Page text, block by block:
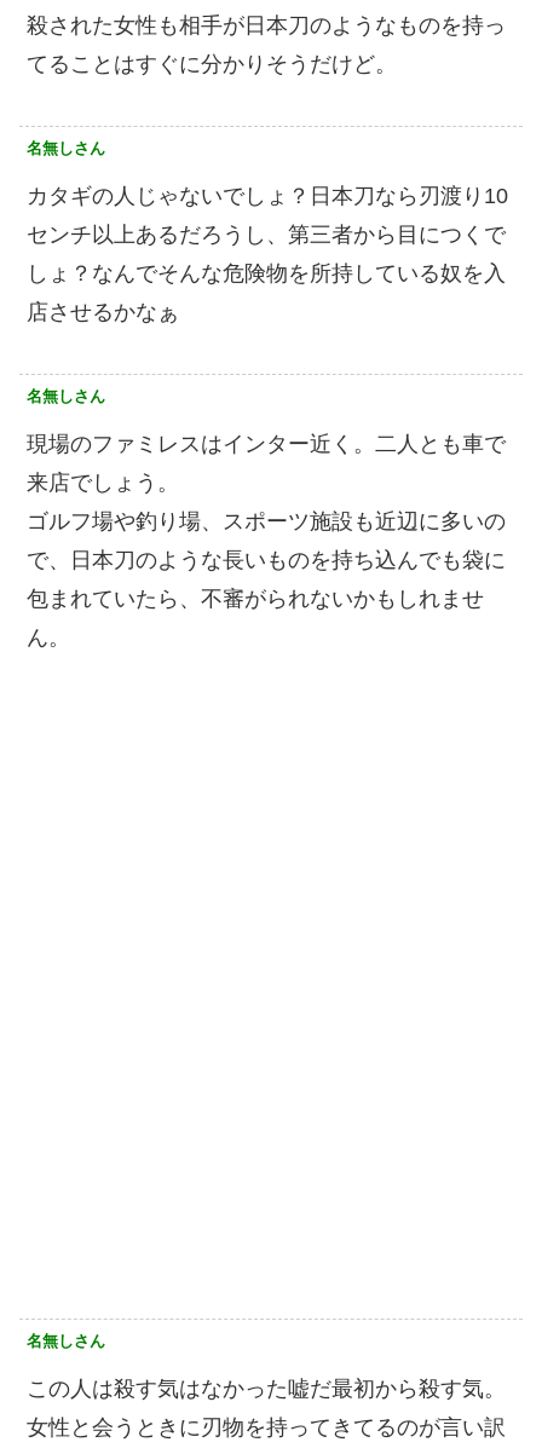
殺された女性も相手が日本刀のようなものを持っ
てることはすぐに分かりそうだけど。
名無しさん
カタギの人じゃないでしょ？日本刀なら刃渡り10
センチ以上あるだろうし、第三者から目につくで
しょ？なんでそんな危険物を所持している奴を入
店させるかなぁ
名無しさん
現場のファミレスはインター近く。二人とも車で
来店でしょう。
ゴルフ場や釣り場、スポーツ施設も近辺に多いの
で、日本刀のような長いものを持ち込んでも袋に
包まれていたら、不審がられないかもしれませ
ん。
名無しさん
この人は殺す気はなかった嘘だ最初から殺す気。
女性と会うときに刃物を持ってきてるのが言い訳